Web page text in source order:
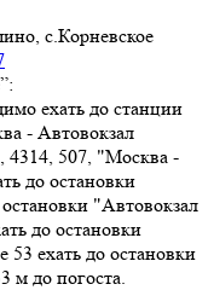
с.Корневское
ехать до станции
- Автовокзал
4314, 507, "Москва -
до остановки
"Автовокзал
до остановки
ехать до остановки
м до погоста.